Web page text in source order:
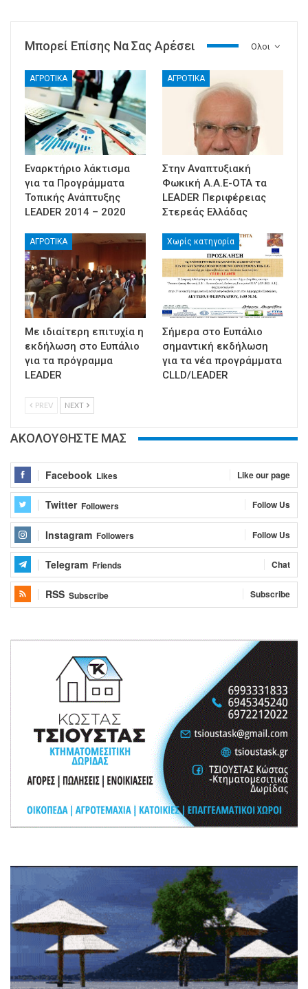
Ολοι
Μπορεί Επίσης Να Σας Αρέσει
ΑΓΡΟΤΙΚΑ
Εναρκτήριο λάκτισμα
για τα Προγράμματα
Τοπικής Ανάπτυξης
LEADER 2014 – 2020
ΑΓΡΟΤΙΚΑ
Στην Αναπτυξιακή
Φωκική Α.Α.Ε-ΟΤΑ τα
LEADER Περιφέρειας
Στερεάς Ελλάδας
ΑΓΡΟΤΙΚΑ
Με ιδιαίτερη επιτυχία η
εκδήλωση στο Ευπάλιο
για τα πρόγραμμα
LEADER
Χωρίς κατηγορία
Σήμερα στο Ευπάλιο
σημαντική εκδήλωση
για τα νέα προγράμματα
CLLD/LEADER
PREV NEXT
ΑΚΟΛΟΥΘΗΣΤΕ ΜΑΣ
Facebook Likes Like our page
Twitter Followers Follow Us
Instagram Followers Follow Us
Telegram Friends Chat
RSS Subscribe Subscribe